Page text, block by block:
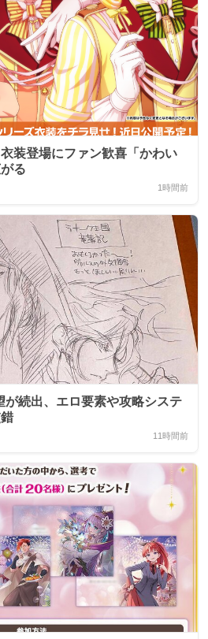
装登場にファン歓喜「かわい
る
1時間前
が続出、エロ要素や攻略システ
11時間前